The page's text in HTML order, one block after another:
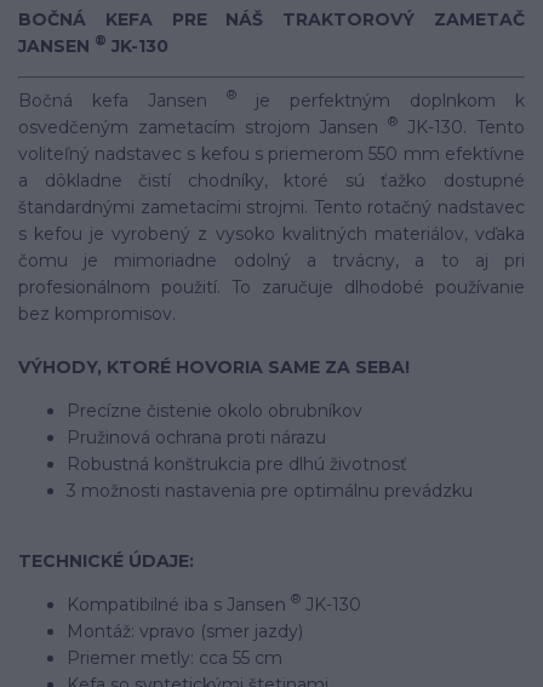
BOČNÁ KEFA PRE NÁŠ TRAKTOROVÝ ZAMETAČ
JANSEN ® JK-130
Bočná kefa Jansen ®je perfektným doplnkom k
osvedčeným zametacím strojom Jansen®
JK-130. Tento
voliteľný nadstavec s kefou s priemerom 550 mm efektívne
a dôkladne čistí chodníky, ktoré sú ťažko dostupné
štandardnými zametacími strojmi. Tento rotačný nadstavec
s kefou je vyrobený z vysoko kvalitných materiálov, vďaka
čomu je mimoriadne odolný a trvácny, a to aj pri
profesionálnom použití. To zaručuje dlhodobé používanie
bez kompromisov.
VÝHODY, KTORÉ HOVORIA SAME ZA SEBA!
Precízne čistenie okolo obrubníkov
Pružinová ochrana proti nárazu
Robustná konštrukcia pre dlhú životnosť
3 možnosti nastavenia pre optimálnu prevádzku
TECHNICKÉ ÚDAJE:
Kompatibilné iba s Jansen ® JK-130
Montáž: vpravo (smer jazdy)
Priemer metly: cca 55 cm